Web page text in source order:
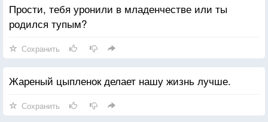
Прости, тебя уронили в младенчестве или ты
родился тупым?
Сохранить
Жареный цыпленок делает нашу жизнь лучше.
Сохранить